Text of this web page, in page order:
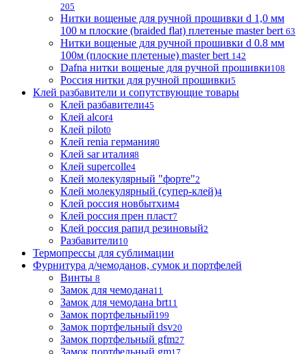
205
Нитки вощеные для ручной прошивки d 1,0 мм
100 м плоские (braided flat) плетеные master bert 63
Нитки вощеные для ручной прошивки d 0.8 мм
100м (плоские плетеные) master bert 142
Dafna нитки вощеные для ручной прошивки108
Россия нитки для ручной прошивки5
Клей разбавители и сопутствующие товары
Клей разбавители45
Клей alcor4
Клей pilot0
Клей renia германия0
Клей sar италия8
Клей supercolle4
Клей молекулярный "форте"2
Клей молекулярный (супер-клей)4
Клей россия новбытхим4
Клей россия прен пласт7
Клей россия рапид резиновый2
Разбавители10
Термопрессы для сублимации
Фурнитура д/чемоданов, сумок и портфелей
Винты 8
Замок для чемодана11
Замок для чемодана brt11
Замок портфельный199
Замок портфельный dsv20
Замок портфельный gfm27
Замок портфельный gm